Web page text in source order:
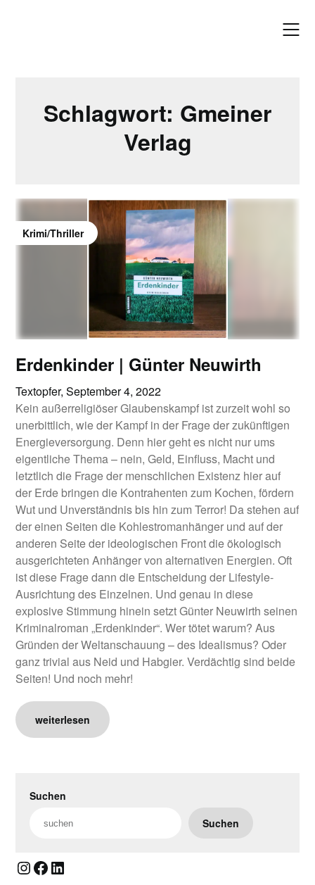
Schlagwort: Gmeiner
Verlag
Krimi/Thriller
Erdenkinder | Günter Neuwirth
Textopfer,September 4, 2022
Kein außerreligiöser Glaubenskampf ist zurzeit wohl so
unerbittlich, wie der Kampf in der Frage der zukünftigen
Energieversorgung. Denn hier geht es nicht nur ums
eigentliche Thema – nein, Geld, Einfluss, Macht und
letztlich die Frage der menschlichen Existenz hier auf
der Erde bringen die Kontrahenten zum Kochen, fördern
Wut und Unverständnis bis hin zum Terror! Da stehen auf
der einen Seiten die Kohlestromanhänger und auf der
anderen Seite der ideologischen Front die ökologisch
ausgerichteten Anhänger von alternativen Energien. Oft
ist diese Frage dann die Entscheidung der Lifestyle-
Ausrichtung des Einzelnen. Und genau in diese
explosive Stimmung hinein setzt Günter Neuwirth seinen
Kriminalroman „Erdenkinder“. Wer tötet warum? Aus
Gründen der Weltanschauung – des Idealismus? Oder
ganz trivial aus Neid und Habgier. Verdächtig sind beide
Seiten! Und noch mehr!
weiterlesen
Suchen
Suchen
Instagram
Facebook
LinkedIn